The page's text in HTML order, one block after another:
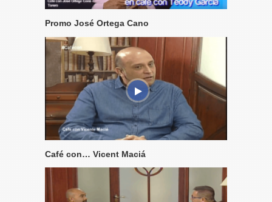
Promo José Ortega Cano
Café con… Vicent Maciá